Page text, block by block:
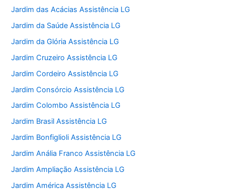
Jardim das Acácias Assistência LG
Jardim da Saúde Assistência LG
Jardim da Glória Assistência LG
Jardim Cruzeiro Assistência LG
Jardim Cordeiro Assistência LG
Jardim Consórcio Assistência LG
Jardim Colombo Assistência LG
Jardim Brasil Assistência LG
Jardim Bonfiglioli Assistência LG
Jardim Anália Franco Assistência LG
Jardim Ampliação Assistência LG
Jardim América Assistência LG